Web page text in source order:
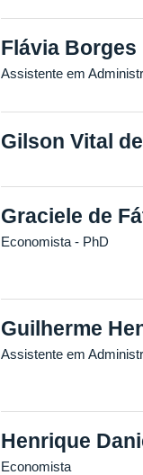
Flávia Borges
Assistente em
Gilson Vital
Graciele de
Economista - PhD
Guilherme
Assistente em
Henrique
Economista